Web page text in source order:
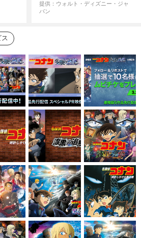
提供：ウォルト・ディズニー・ジャ
パン
ス